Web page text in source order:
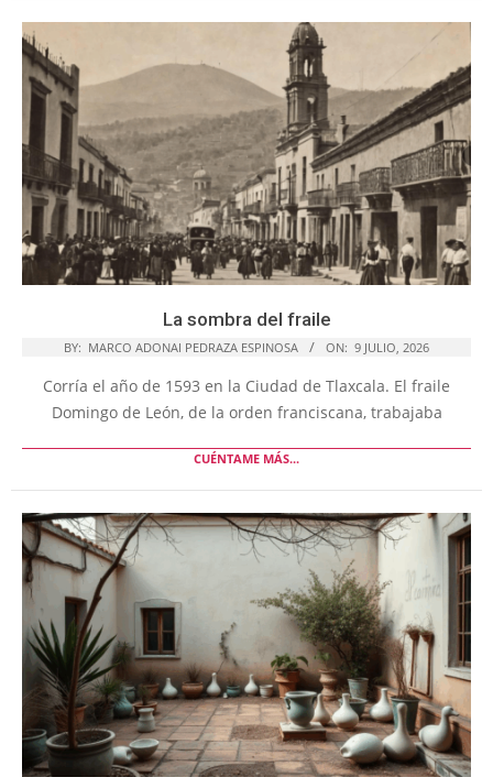
La sombra del fraile
BY: MARCO ADONAI PEDRAZA ESPINOSA ON: 9 JULIO, 2026
Corría el año de 1593 en la Ciudad de Tlaxcala. El fraile
Domingo de León, de la orden franciscana, trabajaba
CUÉNTAME MÁS...